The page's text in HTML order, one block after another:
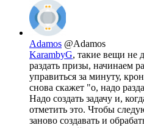
Adamos @Adamos
KarambyG, такие вещи не
раздать призы, начинаем
управиться за минуту,
снова скажет "о, надо
Надо создать задачу и,
отметить это. Чтобы
заново создавать и